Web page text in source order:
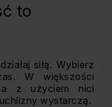
to
siłą. Wybierz
W większości
z użyciem nici
wystarczą.